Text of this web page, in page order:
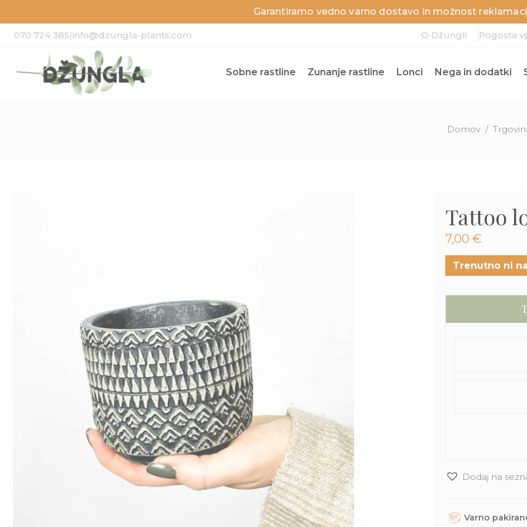
Garantiramo vedno varno dostavo in možnost
070 724 385|info@dzungla-plants.com O Džungli Pogosta
Sobne rastline Zunanje rastline Lonci Nega in dodatki
Domov /
Tattoo
7,00 €
Trenutno ni
Dodaj na
Varno